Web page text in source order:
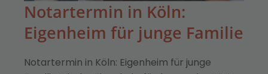
Notartermin in Köln:
Eigenheim für junge Familie
Notartermin in Köln: Eigenheim für junge